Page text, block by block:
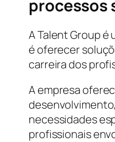
processos
A Talent Group é
é oferecer
carreira dos
A empresa
necessidades
profissionais